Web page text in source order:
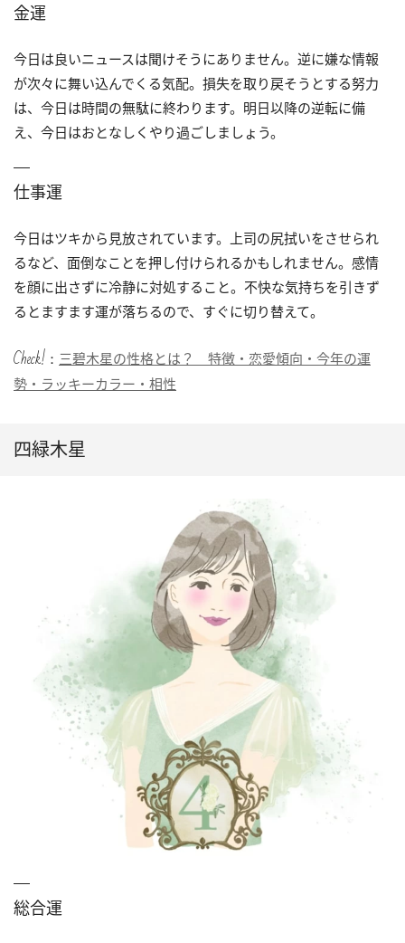
金運
今日は良いニュースは聞けそうにありません。逆に嫌な情報
が次々に舞い込んでくる気配。損失を取り戻そうとする努力
は、今日は時間の無駄に終わります。明日以降の逆転に備
え、今日はおとなしくやり過ごしましょう。
仕事運
今日はツキから見放されています。上司の尻拭いをさせられ
るなど、面倒なことを押し付けられるかもしれません。感情
を顔に出さずに冷静に対処すること。不快な気持ちを引きず
るとますます運が落ちるので、すぐに切り替えて。
Check!： 三碧木星の性格とは？ 特徴・恋愛傾向・今年の運
勢・ラッキーカラー・相性
四緑木星
総合運